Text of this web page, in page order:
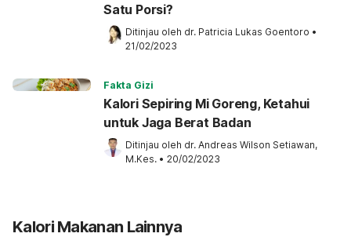
Satu Porsi?
Ditinjau oleh dr. Patricia Lukas Goentoro •
21/02/2023
Fakta Gizi
Kalori Sepiring Mi Goreng, Ketahui
untuk Jaga Berat Badan
Ditinjau oleh dr. Andreas Wilson Setiawan,
M.Kes. • 20/02/2023
Kalori Makanan Lainnya